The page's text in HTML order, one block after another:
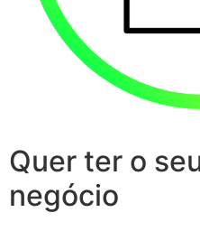
Quer ter o
negócio